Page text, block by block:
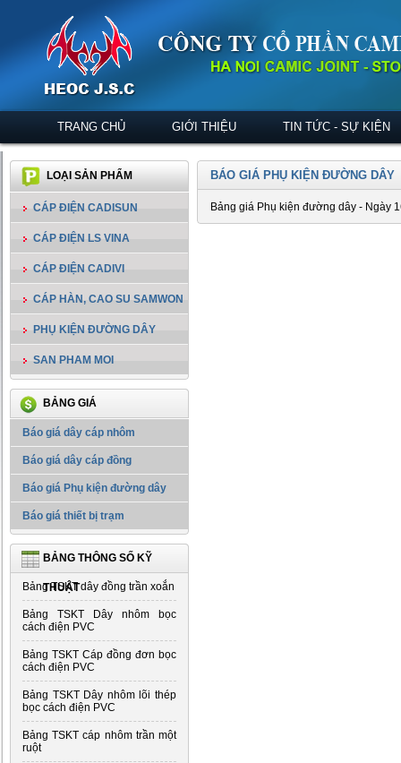
TRANG CHỦ GIỚI THIỆU TIN TỨC - SỰ KIỆN
LOẠI SẢN PHẨM
CÁP ĐIỆN CADISUN
CÁP ĐIỆN LS VINA
CÁP ĐIỆN CADIVI
CÁP HÀN, CAO SU SAMWON
PHỤ KIỆN ĐƯỜNG DÂY
SAN PHAM MOI
BẢNG GIÁ
Báo giá dây cáp nhôm
Báo giá dây cáp đồng
Báo giá Phụ kiện đường dây
Báo giá thiết bị trạm
BẢNG THÔNG SỐ KỸ
THUẬT
Bảng TSKT dây đồng trần xoắn
Bảng TSKT Dây nhôm bọc
cách điện PVC
Bảng TSKT Cáp đồng đơn bọc
cách điện PVC
Bảng TSKT Dây nhôm lõi thép
bọc cách điện PVC
Bảng TSKT cáp nhôm trần một
ruột
BÁO GIÁ PHỤ KIỆN ĐƯỜNG DÂY
Bảng giá Phụ kiện đường dây - Ngày